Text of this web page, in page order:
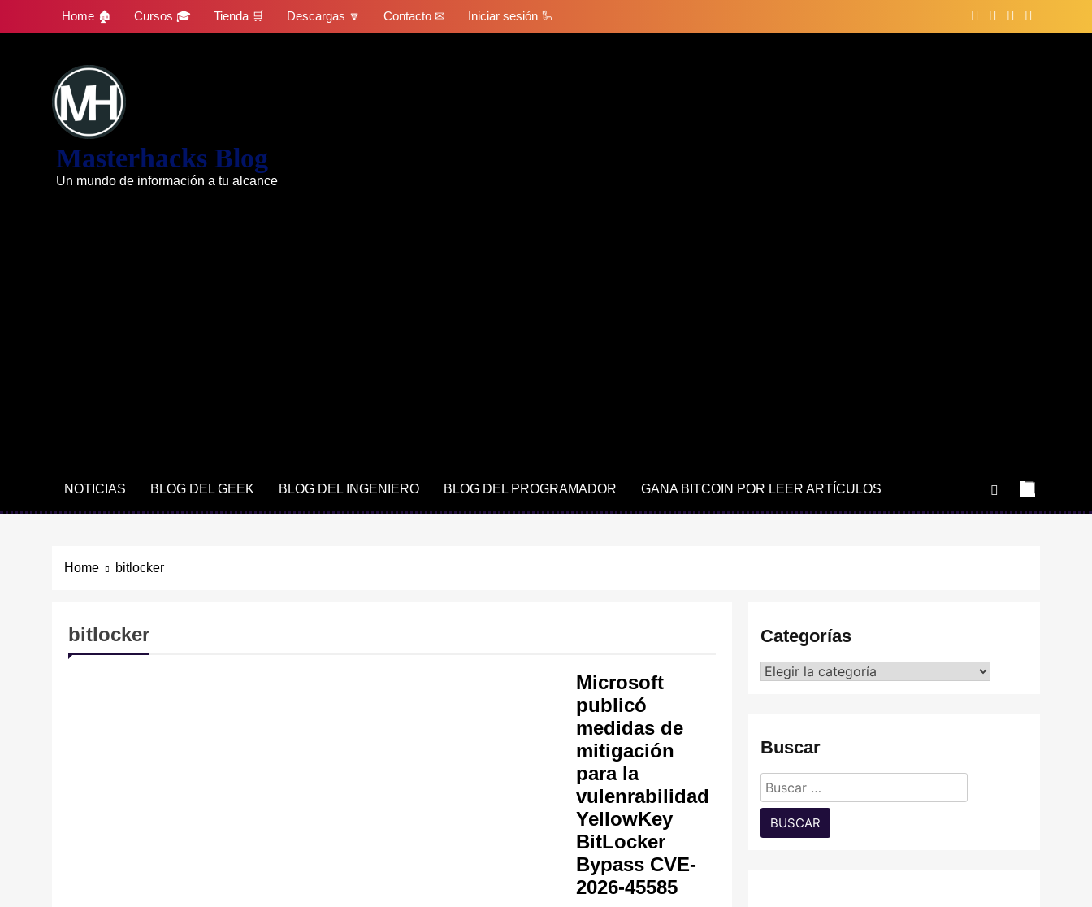
Home 🏚 Cursos 🎓 Tienda 🛒 Descargas 🔽 Contacto ✉ Iniciar sesión 🦾
Masterhacks Blog
Un mundo de información a tu alcance
NOTICIAS BLOG DEL GEEK BLOG DEL INGENIERO BLOG DEL PROGRAMADOR GANA BITCOIN POR LEER ARTÍCULOS
Home bitlocker
bitlocker
Microsoft
publicó
medidas de
mitigación
para la
vulenrabilidad
YellowKey
BitLocker
Bypass CVE-
2026-45585
Categorías
Categorías
Buscar
Buscar: